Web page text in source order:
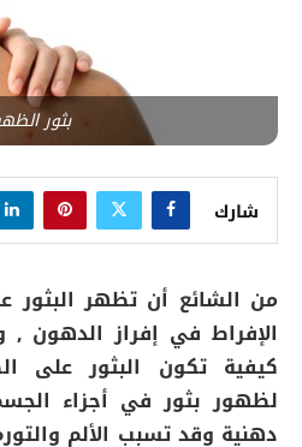
بثور
شارك
من الشائع أن تظهر
الإفراط في إفراز
كيفية تكون البثور على
لظهور بثور في أجزاء
دهنية وقد تسبب الألم